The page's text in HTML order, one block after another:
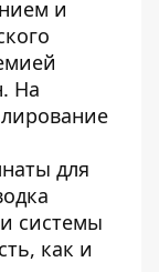
и
На
для
системы
как и